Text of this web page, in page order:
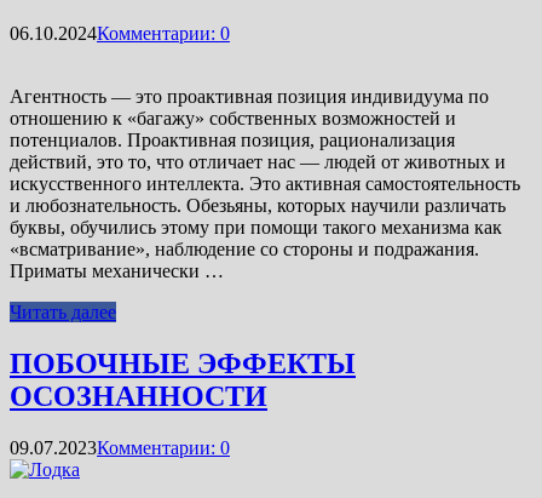
06.10.2024Комментарии: 0
Агентность — это проактивная позиция индивидуума по
отношению к «багажу» собственных возможностей и
потенциалов. Проактивная позиция, рационализация
действий, это то, что отличает нас — людей от животных и
искусственного интеллекта. Это активная самостоятельность
и любознательность. Обезьяны, которых научили различать
буквы, обучились этому при помощи такого механизма как
«всматривание», наблюдение со стороны и подражания.
Приматы механически …
Читать далее
ПОБОЧНЫЕ ЭФФЕКТЫ
ОСОЗНАННОСТИ
09.07.2023Комментарии: 0